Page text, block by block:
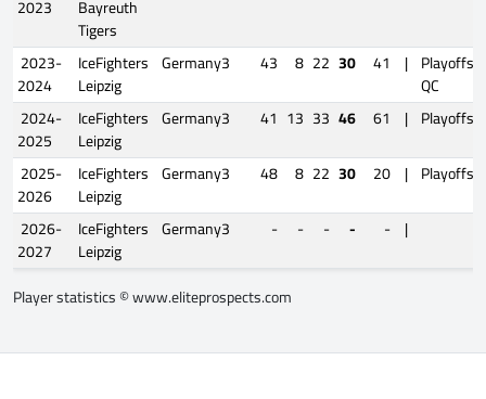
2023
Bayreuth
Tigers
2023-
2024
IceFighters
Leipzig
Germany3 43 8 22 30 41 | Playoffs
QC
2024-
2025
IceFighters
Leipzig
Germany3 41 13 33 46 61 | Playoffs
2025-
2026
IceFighters
Leipzig
Germany3 48 8 22 30 20 | Playoffs
2026-
2027
IceFighters
Leipzig
Germany3 - - - - - |
Player statistics ©www.eliteprospects.com